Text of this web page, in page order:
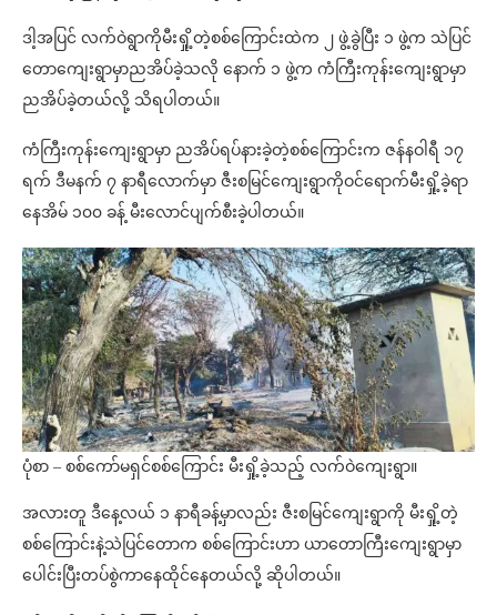
ဒါ့အပြင် လက်ဝဲရွာကိုမီးရှို့တဲ့စစ်ကြောင်းထဲက ၂ ဖွဲ့ခွဲပြီး ၁ ဖွဲ့က သဲပြင်
တောကျေးရွာမှာညအိပ်ခဲ့သလို နောက် ၁ ဖွဲ့က ကံကြီးကုန်းကျေးရွာမှာ
ညအိပ်ခဲ့တယ်လို့ သိရပါတယ်။
ကံကြီးကုန်းကျေးရွာမှာ ညအိပ်ရပ်နားခဲ့တဲ့စစ်ကြောင်းက ဇန်နဝါရီ ၁၇
ရက် ဒီမနက် ၇ နာရီလောက်မှာ ဇီးစမြင်ကျေးရွာကိုဝင်ရောက်မီးရှို့ခဲ့ရာ
နေအိမ် ၁၀၀ ခန့် မီးလောင်ပျက်စီးခဲ့ပါတယ်။
ပုံစာ – စစ်ကော်မရှင်စစ်ကြောင်း မီးရှို့ခဲ့သည့် လက်ဝဲကျေးရွာ။
အလားတူ ဒီနေ့လယ် ၁ နာရီခန့်မှာလည်း ဇီးစမြင်ကျေးရွာကို မီးရှို့တဲ့
စစ်ကြောင်းနဲ့သဲပြင်တောက စစ်ကြောင်းဟာ ယာတောကြီးကျေးရွာမှာ
ပေါင်းပြီးတပ်စွဲကာနေထိုင်နေတယ်လို့ ဆိုပါတယ်။